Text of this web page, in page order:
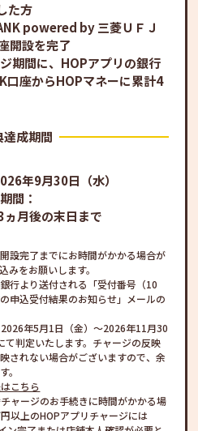
た方
powered by 三菱ＵＦＪ
開設を完了
期間に、HOPアプリの銀行
口座からHOPマネーに累計4
達成期間
年9月30日（水）
間：
月後の末日まで
設完了までにお時間がかかる場合が
みをお願いします。
行より送付される「受付番号（10
申込受付結果のお知らせ」メールの
年5月1日（金）〜2026年11月30
判定いたします。チャージの反映
されない場合がございますので、余
。
こちら
ャージのお手続きに時間がかかる場
以上のHOPアプリチャージには